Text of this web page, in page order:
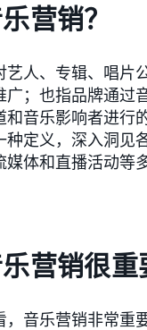
营销？
艺人、专辑、唱片
广；也指品牌通过
和音乐影响者进行
种定义，深入洞见
媒体和直播活动等
营销很重
，音乐营销非常重